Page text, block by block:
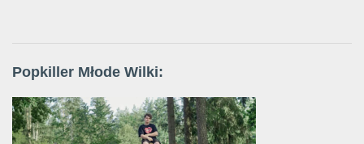
Popkiller Młode Wilki: